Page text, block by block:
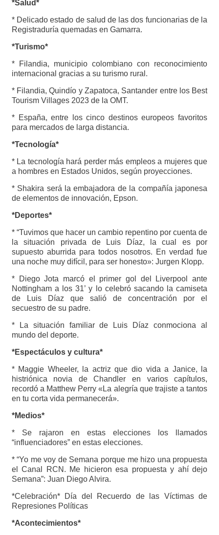
*Salud*
* Delicado estado de salud de las dos funcionarias de la
Registraduría quemadas en Gamarra.
*Turismo*
* Filandia, municipio colombiano con reconocimiento
internacional gracias a su turismo rural.
* Filandia, Quindío y Zapatoca, Santander entre los Best
Tourism Villages 2023 de la OMT.
* España, entre los cinco destinos europeos favoritos
para mercados de larga distancia.
*Tecnología*
* La tecnología hará perder más empleos a mujeres que
a hombres en Estados Unidos, según proyecciones.
* Shakira será la embajadora de la compañía japonesa
de elementos de innovación, Epson.
*Deportes*
* “Tuvimos que hacer un cambio repentino por cuenta de
la situación privada de Luis Díaz, la cual es por
supuesto aburrida para todos nosotros. En verdad fue
una noche muy difícil, para ser honesto»: Jurgen Klopp.
* Diego Jota marcó el primer gol del Liverpool ante
Nottingham a los 31’ y lo celebró sacando la camiseta
de Luis Díaz que salió de concentración por el
secuestro de su padre.
* La situación familiar de Luis Díaz conmociona al
mundo del deporte.
*Espectáculos y cultura*
* Maggie Wheeler, la actriz que dio vida a Janice, la
histriónica novia de Chandler en varios capítulos,
recordó a Matthew Perry «La alegría que trajiste a tantos
en tu corta vida permanecerá».
*Medios*
* Se rajaron en estas elecciones los llamados
“influenciadores” en estas elecciones.
* “Yo me voy de Semana porque me hizo una propuesta
el Canal RCN. Me hicieron esa propuesta y ahí dejo
Semana”: Juan Diego Alvira.
*Celebración* Día del Recuerdo de las Víctimas de
Represiones Políticas
*Acontecimientos*